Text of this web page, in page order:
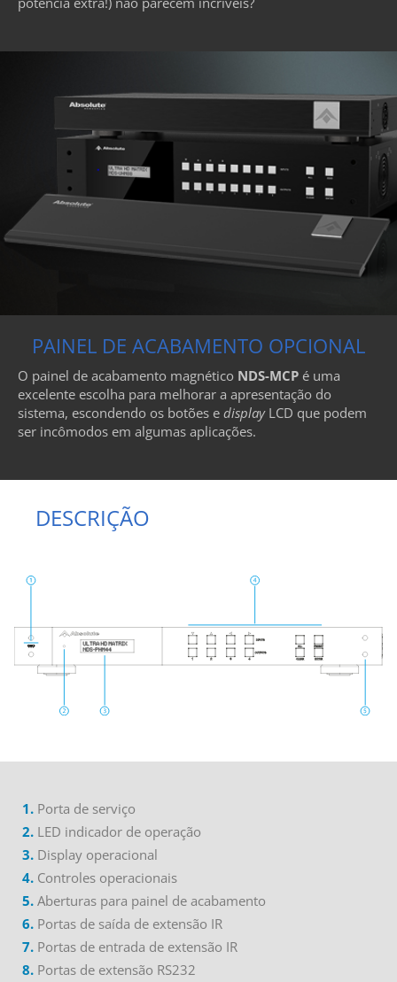
PAINEL DE ACABAMENTO OPCIONAL
O painel de acabamento magnético NDS-MCP é uma
excelente escolha para melhorar a apresentação do
sistema, escondendo os botões e display LCD que podem
ser incômodos em algumas aplicações.
DESCRIÇÃO
1. Porta de serviço
2. LED indicador de operação
3. Display operacional
4. Controles operacionais
5. Aberturas para painel de acabamento
6. Portas de saída de extensão IR
7. Portas de entrada de extensão IR
8. Portas de extensão RS232